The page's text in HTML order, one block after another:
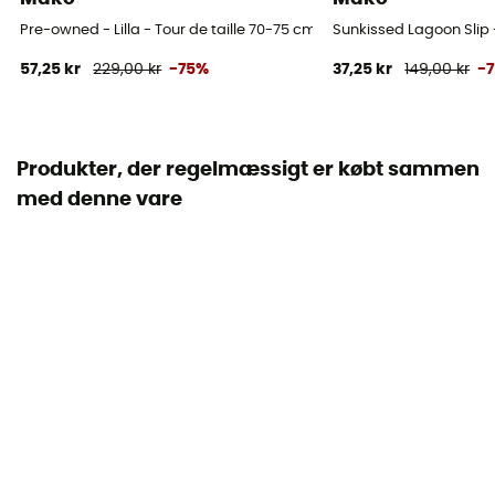
Pre-owned - Lilla - Tour de taille 70-75 cm
57,25 kr 229,00 kr -75%
Sunkissed Lagoon
37,25 kr 149,00 kr -
Produkter, der regelmæssigt er købt sammen
med denne vare